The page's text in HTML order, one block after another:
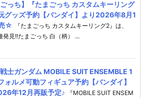
ごっち】『たまごっち カスタムキーリング
グッズ予約【バンダイ】より2026年8月1
☆
『たまごっち カスタムキーリング2』は、
発見!!たまごっち 白（柄） ...
戦士ガンダム MOBILE SUIT ENSEMBLE 1
ォルメ可動フィギュア予約【バンダイ】
年12月再販予定♪
『MOBILE SUIT ENSEM